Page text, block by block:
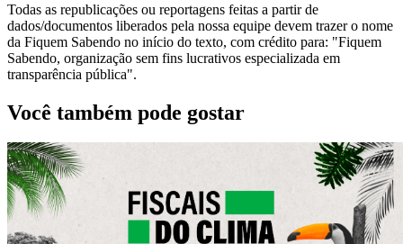
Todas as republicações ou reportagens feitas a partir de
dados/documentos liberados pela nossa equipe devem trazer o nome
da Fiquem Sabendo no início do texto, com crédito para: "Fiquem
Sabendo, organização sem fins lucrativos especializada em
transparência pública".
Você também pode gostar